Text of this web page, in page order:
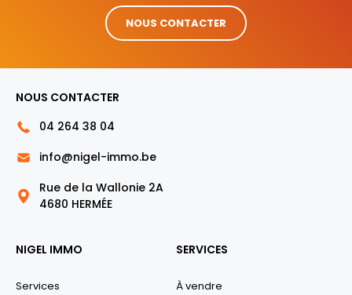
NOUS CONTACTER
NOUS CONTACTER
04 264 38 04
info@nigel-immo.be
Rue de la Wallonie 2A
4680 HERMÉE
NIGEL IMMO
Services
SERVICES
À vendre